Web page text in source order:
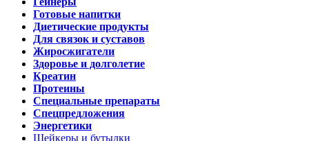
Готовые напитки
Диетические продукты
Для связок и суставов
Жиросжигатели
Здоровье и долголетие
Креатин
Протеины
Специальные препараты
Спецпредложения
Энергетики
Шейкеры и бутылки